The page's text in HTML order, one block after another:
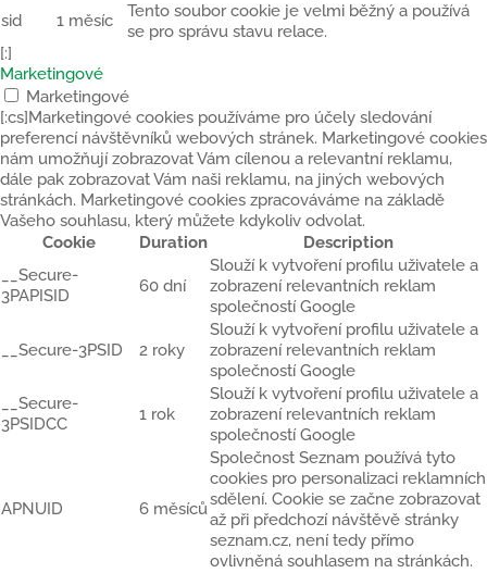
sid
1 měsíc
Tento soubor cookie je velmi běžný a používá
se pro správu stavu relace.
[:]
Marketingové
Marketingové
[:cs]Marketingové cookies používáme pro účely sledování
preferencí návštěvníků webových stránek. Marketingové cookies
nám umožňují zobrazovat Vám cílenou a relevantní reklamu,
dále pak zobrazovat Vám naši reklamu, na jiných webových
stránkách. Marketingové cookies zpracováváme na základě
Vašeho souhlasu, který můžete kdykoliv odvolat.
Cookie
Duration
Description
__Secure-
3PAPISID
60 dní
Slouží k vytvoření profilu uživatele a
zobrazení relevantních reklam
společností Google
__Secure-3PSID 2 roky
Slouží k vytvoření profilu uživatele a
zobrazení relevantních reklam
společností Google
__Secure-
3PSIDCC
1 rok
Slouží k vytvoření profilu uživatele a
zobrazení relevantních reklam
společností Google
APNUID 6 měsíců
Společnost Seznam používá tyto
cookies pro personalizaci reklamních
sdělení. Cookie se začne zobrazovat
až při předchozí návštěvě stránky
seznam.cz, není tedy přímo
ovlivněná souhlasem na stránkách.